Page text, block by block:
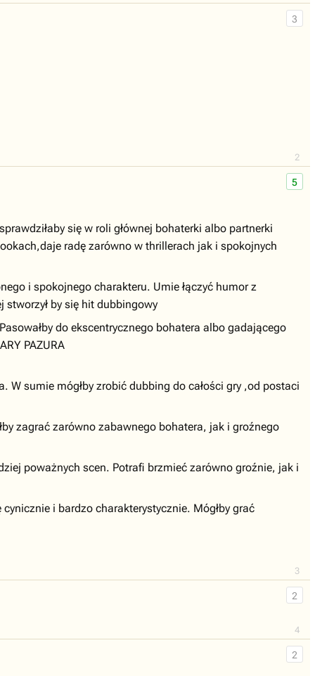
2
3
3
5
się w roli głównej bohaterki albo partnerki
radę zarówno w thrillerach jak i spokojnych
i spokojnego charakteru. Umie łączyć humor z
by się hit dubbingowy
do ekscentrycznego bohatera albo gadającego
PAZURA
sumie mógłby zrobić dubbing do całości gry ,od postaci
zagrać zarówno zabawnego bohatera, jak i groźnego
poważnych scen. Potrafi brzmieć zarówno groźnie, jak i
i bardzo charakterystycznie. Mógłby grać
4
2
2